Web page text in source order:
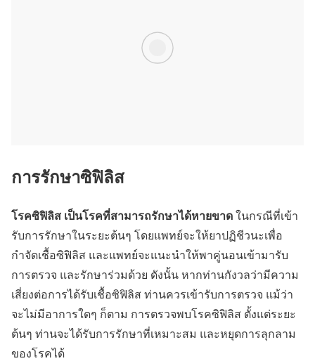
การรักษาซิฟิลิส
โรคซิฟิลิส เป็นโรคที่สามารถรักษาได้หายขาดในกรณีที่เข้า
รับการรักษาในระยะต้นๆ โดยแพทย์จะให้ยาปฏิชีวนะเพื่อ
กำจัดเชื้อซิฟิลิส และแพทย์จะแนะนำให้พาคู่นอนเข้ามารับ
การตรวจ และรักษาร่วมด้วย ดังนั้น หากท่านกังวลว่ามีความ
เสี่ยงต่อการได้รับเชื้อซิฟิลิส ท่านควรเข้ารับการตรวจ แม้ว่า
จะไม่มีอาการใดๆ ก็ตาม การตรวจพบโรคซิฟิลิส ตั้งแต่ระยะ
ต้นๆ ท่านจะได้รับการรักษาที่เหมาะสม และหยุดการลุกลาม
ของโรคได้